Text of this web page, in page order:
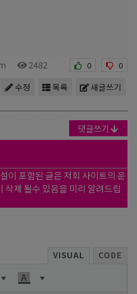
2482 0 0
새글쓰기
목록
수정
댓글쓰기
이 포함된 글은 저희 사이트의 운
삭제 될수 있음을 미리 알려드립
VISUAL CODE